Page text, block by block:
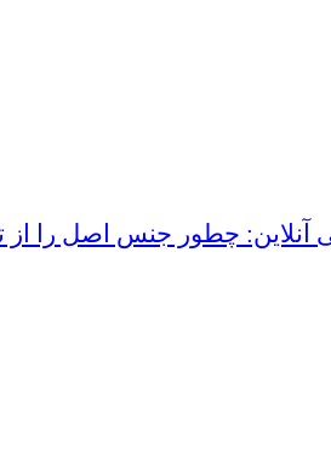
آنلاین: چطور جنس اصل را